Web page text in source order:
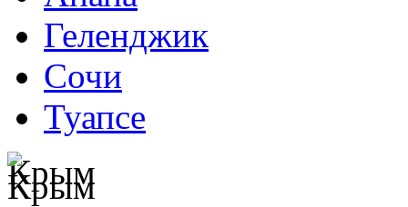
Геленджик
Сочи
Туапсе
Крым